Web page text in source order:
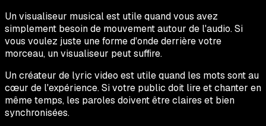
Un visualiseur musical est utile quand vous avez
simplement besoin de mouvement autour de l'audio. Si
vous voulez juste une forme d'onde derrière votre
morceau, un visualiseur peut suffire.
Un créateur de lyric video est utile quand les mots sont au
cœur de l'expérience. Si votre public doit lire et chanter en
même temps, les paroles doivent être claires et bien
synchronisées.